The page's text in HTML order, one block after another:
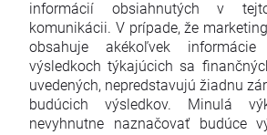
informácií obsiahnutých v
komunikácii. V prípade, že
obsahuje akékoľvek
výsledkoch týkajúcich sa
uvedených, nepredstavujú žiadnu
budúcich výsledkov. Minulá
nevyhnutne naznačovať budúce